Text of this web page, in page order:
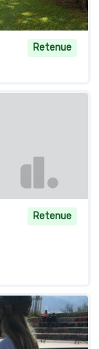
Retenue
Retenue